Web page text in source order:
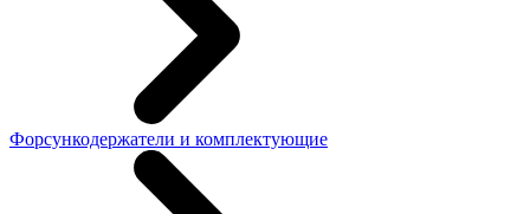
Форсункодержатели и комплектующие